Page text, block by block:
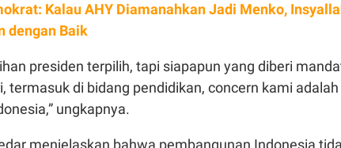
Kalau AHY Diamanahkan Jadi Menko,
dengan Baik
presiden terpilih, tapi siapapun yang diberi
termasuk di bidang pendidikan, concern kami adalah
ungkapnya.
menjelaskan bahwa pembangunan Indonesia